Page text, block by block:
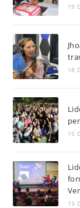
19
18
15
13